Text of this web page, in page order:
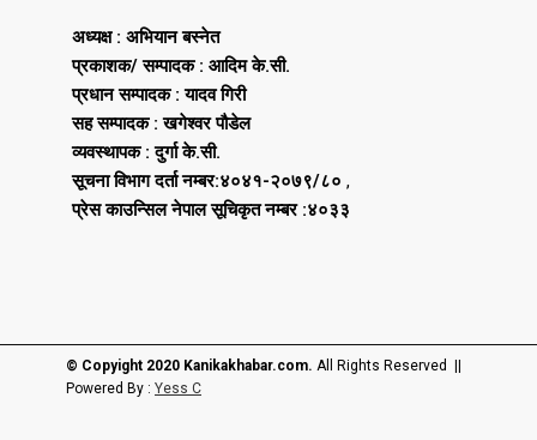
अध्यक्ष : अभियान बस्नेत
प्रकाशक/ सम्पादक : आदिम के.सी.
प्रधान सम्पादक : यादव गिरी
सह सम्पादक : खगेश्वर पौडेल
व्यवस्थापक : दुर्गा के.सी.
सूचना विभाग दर्ता नम्बर:४०४१-२०७९/८० ,
प्रेस काउन्सिल नेपाल सूचिकृत नम्बर :४०३३
© Copyight 2020 Kanikakhabar.com. All Rights Reserved ||
Powered By : Yess C